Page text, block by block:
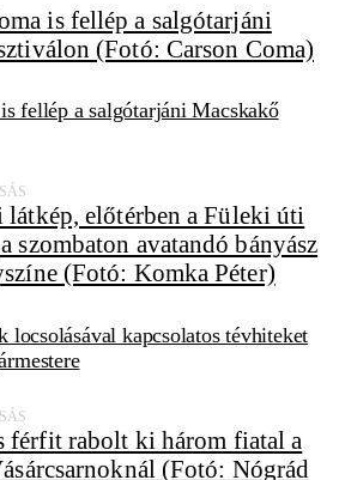
fellép a salgótarjáni Macskakő
locsolásával kapcsolatos tévhiteket